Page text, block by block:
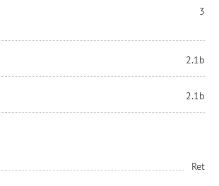
3
2.1b
2.1b
Ret